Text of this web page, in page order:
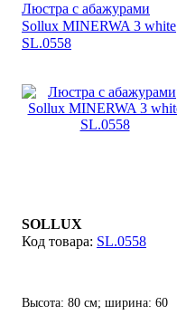
Люстра с абажурами
Sollux MINERWA 3 white
SL.0558
SOLLUX
SL.0558
Высота: 80 см; ширина: 60